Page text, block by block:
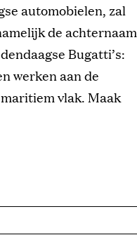
automobielen, zal
de achternaam
Bugatti’s:
werken aan de
vlak. Maak